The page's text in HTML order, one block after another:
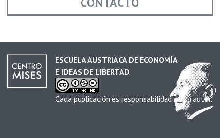
Email *
ESCUELA AUSTRIACA DE ECONOMÍA
E IDEAS DE LIBERTAD
Cada publicación es responsabilidad de su autor.